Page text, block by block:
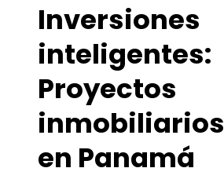
Inversiones
inteligentes:
Proyectos
inmobiliarios
en Panamá